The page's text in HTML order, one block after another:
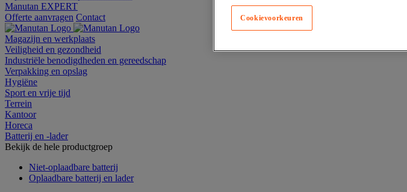
Manutan EXPERT
Offerte aanvragen Contact
Magazijn en werkplaats
Veiligheid en gezondheid
Industriële benodigdheden en gereedschap
Verpakking en opslag
Hygiëne
Sport en vrije tijd
Terrein
Kantoor
Horeca
Batterij en -lader
Bekijk de hele productgroep
Niet-oplaadbare batterij
Oplaadbare batterij en lader
Cookievoorkeuren